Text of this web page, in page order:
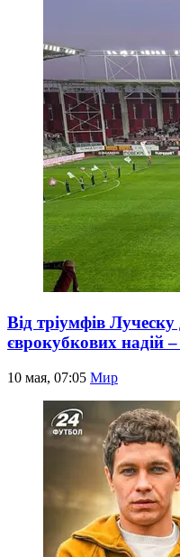
Від тріумфів
єврокубкових надій
10 мая, 07:05 Мир